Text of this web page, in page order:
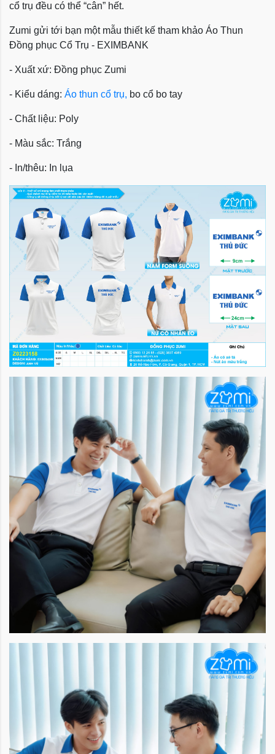
cổ trụ đều có thể “cân” hết.
Zumi gửi tới bạn một mẫu thiết kế tham khảo Áo Thun
Đồng phục Cổ Trụ - EXIMBANK
- Xuất xứ: Đồng phục Zumi
- Kiểu dáng: Áo thun cổ trụ, bo cổ bo tay
- Chất liệu: Poly
- Màu sắc: Trắng
- In/thêu: In lụa